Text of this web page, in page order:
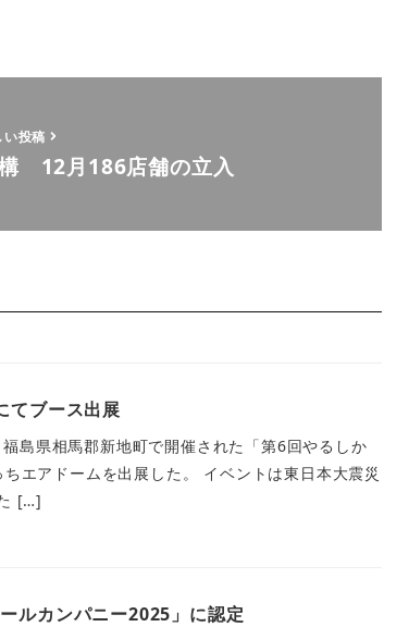
い投稿
12月186店舗の立入
てブース出展
島県相馬郡新地町で開催された「第6回やるしか
エアドームを出展した。 イベントは東日本大震災
[…]
ルカンパニー2025」に認定